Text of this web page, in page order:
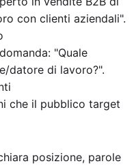
con clienti aziendali".
"Quale
datore di lavoro?".
che il pubblico target
posizione, parole